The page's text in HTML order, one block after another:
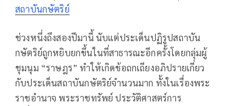
สถาบันกษัตริย์
ช่วงหนึ่งถึงสองปีมานี้ นับแต่ประเด็นปฏิรูปสถาบัน
กษัตริย์ถูกหยิบยกขึ้นในที่สาธารณะอีกครั้งโดยกลุ่มผู้
ชุมนุม “ราษฎร” ทำให้เกิดข้อถกเถียงอภิปรายเกี่ยว
กับประเด็นสถาบันกษัตริย์จำนวนมาก ทั้งในเรื่องพระ
ราชอำนาจ พระราชทรัพย์ ประวัติศาสตร์การ